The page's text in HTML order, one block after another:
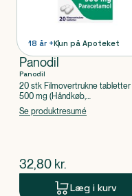
18 år +Kun på Apoteket
Panodil
Panodil
20 stk Filmovertrukne tabletter
500 mg (Håndkøb,
apoteksforbeholdt), Paracetamol
Se produktresumé
$nuværende pris
32,80 kr.
Læg i kurv